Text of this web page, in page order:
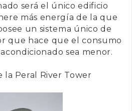
será el único edificio
más energía de la que
un sistema único de
que hace que el consumo
sea menor.
la Peral River Tower